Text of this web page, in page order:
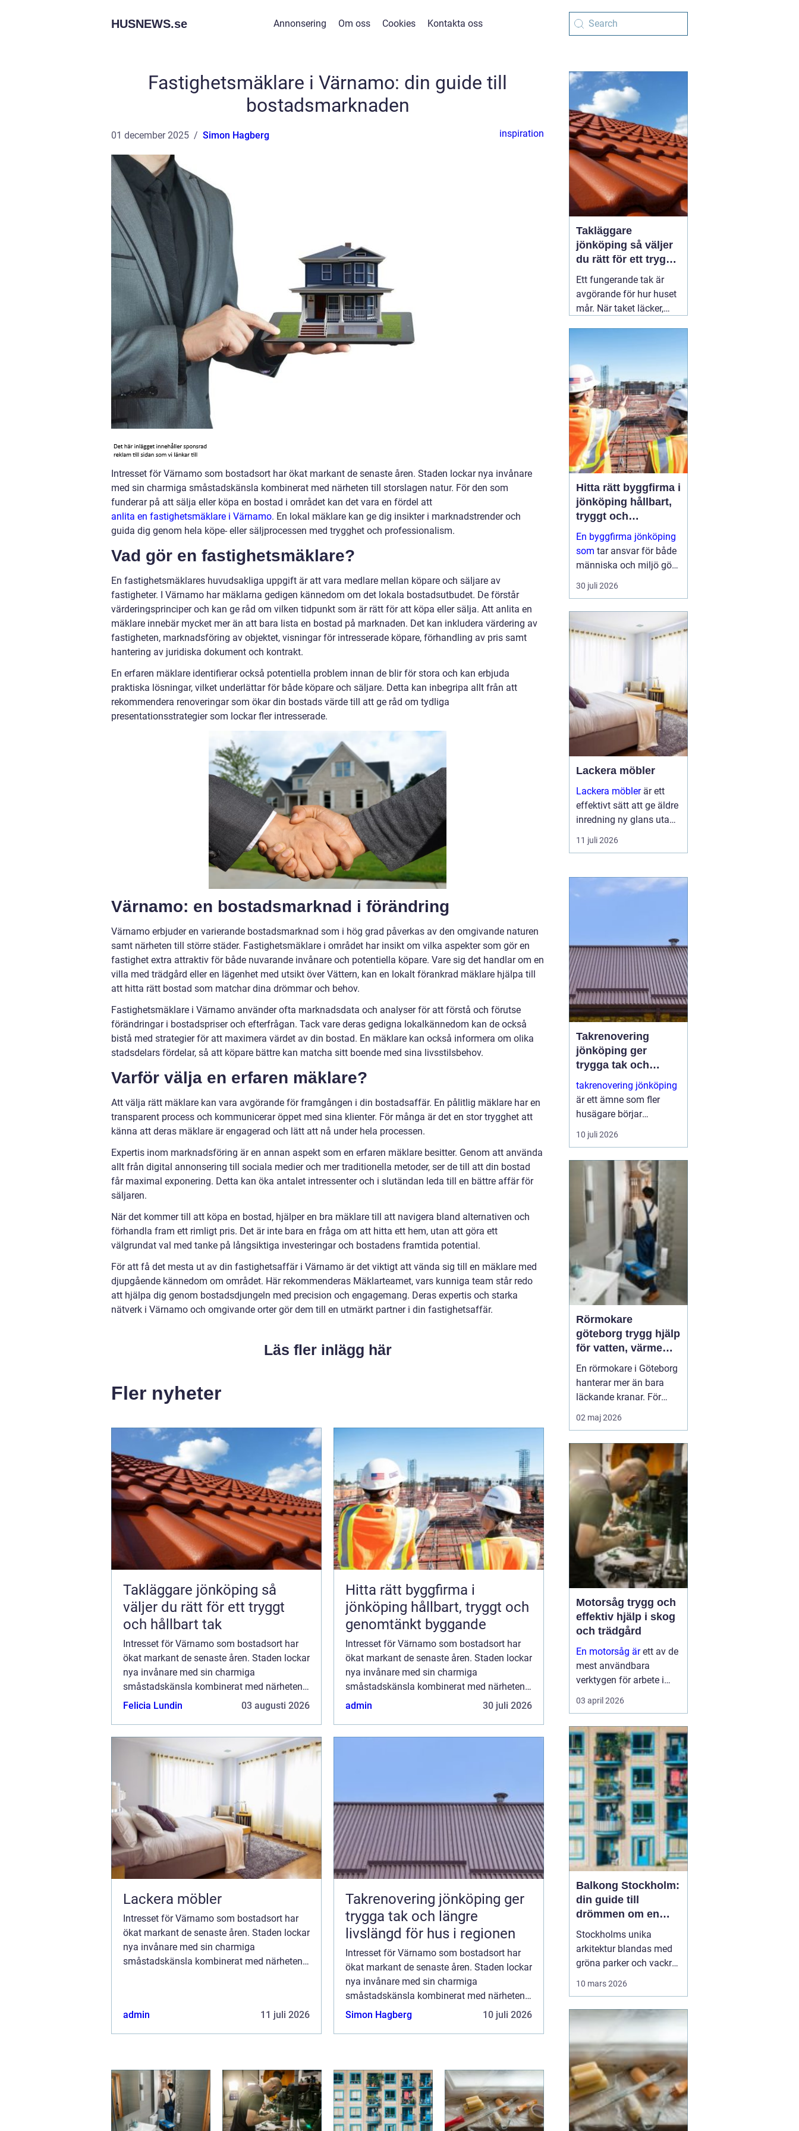
HUSNEWS.se Annonsering Om oss Cookies Kontakta oss
Fastighetsmäklare i Värnamo: din guide till
bostadsmarknaden
01 december 2025 Simon Hagberg inspiration
Intresset för Värnamo som bostadsort har ökat markant de senaste åren. Staden lockar nya invånare
med sin charmiga småstadskänsla kombinerat med närheten till storslagen natur. För den som
funderar på att sälja eller köpa en bostad i området kan det vara en fördel att
anlita en fastighetsmäklare i Värnamo. En lokal mäklare kan ge dig insikter i marknadstrender och
guida dig genom hela köpe- eller säljprocessen med trygghet och professionalism.
Vad gör en fastighetsmäklare?
En fastighetsmäklares huvudsakliga uppgift är att vara medlare mellan köpare och säljare av
fastigheter. I Värnamo har mäklarna gedigen kännedom om det lokala bostadsutbudet. De förstår
värderingsprinciper och kan ge råd om vilken tidpunkt som är rätt för att köpa eller sälja. Att anlita en
mäklare innebär mycket mer än att bara lista en bostad på marknaden. Det kan inkludera värdering av
fastigheten, marknadsföring av objektet, visningar för intresserade köpare, förhandling av pris samt
hantering av juridiska dokument och kontrakt.
En erfaren mäklare identifierar också potentiella problem innan de blir för stora och kan erbjuda
praktiska lösningar, vilket underlättar för både köpare och säljare. Detta kan inbegripa allt från att
rekommendera renoveringar som ökar din bostads värde till att ge råd om tydliga
presentationsstrategier som lockar fler intresserade.
Värnamo: en bostadsmarknad i förändring
Värnamo erbjuder en varierande bostadsmarknad som i hög grad påverkas av den omgivande naturen
samt närheten till större städer. Fastighetsmäklare i området har insikt om vilka aspekter som gör en
fastighet extra attraktiv för både nuvarande invånare och potentiella köpare. Vare sig det handlar om en
villa med trädgård eller en lägenhet med utsikt över Vättern, kan en lokalt förankrad mäklare hjälpa till
att hitta rätt bostad som matchar dina drömmar och behov.
Fastighetsmäklare i Värnamo använder ofta marknadsdata och analyser för att förstå och förutse
förändringar i bostadspriser och efterfrågan. Tack vare deras gedigna lokalkännedom kan de också
bistå med strategier för att maximera värdet av din bostad. En mäklare kan också informera om olika
stadsdelars fördelar, så att köpare bättre kan matcha sitt boende med sina livsstilsbehov.
Varför välja en erfaren mäklare?
Att välja rätt mäklare kan vara avgörande för framgången i din bostadsaffär. En pålitlig mäklare har en
transparent process och kommunicerar öppet med sina klienter. För många är det en stor trygghet att
känna att deras mäklare är engagerad och lätt att nå under hela processen.
Expertis inom marknadsföring är en annan aspekt som en erfaren mäklare besitter. Genom att använda
allt från digital annonsering till sociala medier och mer traditionella metoder, ser de till att din bostad
får maximal exponering. Detta kan öka antalet intressenter och i slutändan leda till en bättre affär för
säljaren.
När det kommer till att köpa en bostad, hjälper en bra mäklare till att navigera bland alternativen och
förhandla fram ett rimligt pris. Det är inte bara en fråga om att hitta ett hem, utan att göra ett
välgrundat val med tanke på långsiktiga investeringar och bostadens framtida potential.
För att få det mesta ut av din fastighetsaffär i Värnamo är det viktigt att vända sig till en mäklare med
djupgående kännedom om området. Här rekommenderas Mäklarteamet, vars kunniga team står redo
att hjälpa dig genom bostadsdjungeln med precision och engagemang. Deras expertis och starka
nätverk i Värnamo och omgivande orter gör dem till en utmärkt partner i din fastighetsaffär.
Läs fler inlägg här
Fler nyheter
Takläggare jönköping så
väljer du rätt för ett tryggt
och hållbart tak
Intresset för Värnamo som bostadsort har
ökat markant de senaste åren. Staden lockar
nya invånare med sin charmiga
småstadskänsla kombinerat med närheten
till storslagen natur. För den som funderar
Felicia Lundin 03 augusti 2026
Hitta rätt byggfirma i
jönköping hållbart, tryggt och
genomtänkt byggande
Intresset för Värnamo som bostadsort har
ökat markant de senaste åren. Staden lockar
nya invånare med sin charmiga
småstadskänsla kombinerat med närheten
till storslagen natur. För den som funderar
admin 30 juli 2026
Lackera möbler
Intresset för Värnamo som bostadsort har
ökat markant de senaste åren. Staden lockar
nya invånare med sin charmiga
småstadskänsla kombinerat med närheten
admin 11 juli 2026
Takrenovering jönköping ger
trygga tak och längre
livslängd för hus i regionen
Intresset för Värnamo som bostadsort har
ökat markant de senaste åren. Staden lockar
nya invånare med sin charmiga
småstadskänsla kombinerat med närheten
till storslagen natur. För den som funderar
Simon Hagberg 10 juli 2026
Takläggare
jönköping så väljer
du rätt för ett tryggt
och hållbart tak
Ett fungerande tak är
avgörande för hur huset
mår. När taket läcker,
och onödigt dyra
reparationer. Därför
spelar valet03 augusti
2026
Hitta rätt byggfirma i
jönköping hållbart,
tryggt och
genomtänkt
byggande
En byggfirma jönköping
som tar ansvar för både
människa och miljö gör
mer än att bara resa
väggar och lägga tak.
goda materialval, sunda
konstruktioner och ett
30 juli 2026
Lackera möbler
Lackera möblerär ett
effektivt sätt att ge äldre
inredning ny glans utan
att behöva köpa allt nytt.
Genom att behandla
lack kan gamla bord,
stolar, skåp och h...
11 juli 2026
Takrenovering
jönköping ger
trygga tak och
längre livslängd för
hus i regionen
takrenovering jönköping
är ett ämne som fler
husägare börjar
intressera sig för när
taken blir äldre och
tydligare på husen.
Många vill undvika ett
kostsamt fullständigt
10 juli 2026
Rörmokare
göteborg trygg hjälp
för vatten, värme
och avlopp
En rörmokare i Göteborg
hanterar mer än bara
läckande kranar. För
många fastighetsägare,
bostadsrättsföreningar
om trygghet i vardagen,
minskad risk för
vattenskador och ett
värmesystem som
fungerar året runt. Med
rätt kompete...
02 maj 2026
Motorsåg trygg och
effektiv hjälp i skog
och trädgård
En motorsåg ärett av de
mest användbara
verktygen för arbete i
skog och trädgård. Den
kan fälla träd, kapa ved,
vid stormskador.
Samtidigt är den ett av
de mest krävande
redskapen nä...
03 april 2026
Balkong Stockholm:
din guide till
drömmen om en
uteplats
Stockholms unika
arkitektur blandas med
gröna parker och vackra
en egen balkong. Att ha
Stockholm innebär inte
...
10 mars 2026